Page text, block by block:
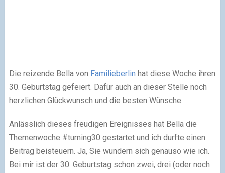
Die reizende Bella von Familieberlin ​ hat diese Woche ihren
30. Geburtstag gefeiert. Dafür auch an dieser Stelle noch
herzlichen Glückwunsch und die besten Wünsche.
Anlässlich dieses freudigen Ereignisses hat Bella die
Themenwoche #turning30 gestartet und ich durfte einen
Beitrag beisteuern. Ja, Sie wundern sich genauso wie ich.
Bei mir ist der 30. Geburtstag schon zwei, drei (oder noch